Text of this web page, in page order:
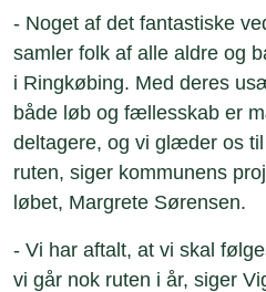
- Noget af det fantastiske
samler folk af alle aldre og
i Ringkøbing. Med deres
både løb og fællesskab er
deltagere, og vi glæder os
ruten, siger kommunens
løbet, Margrete Sørensen.
- Vi har aftalt, at vi skal
vi går nok ruten i år, siger